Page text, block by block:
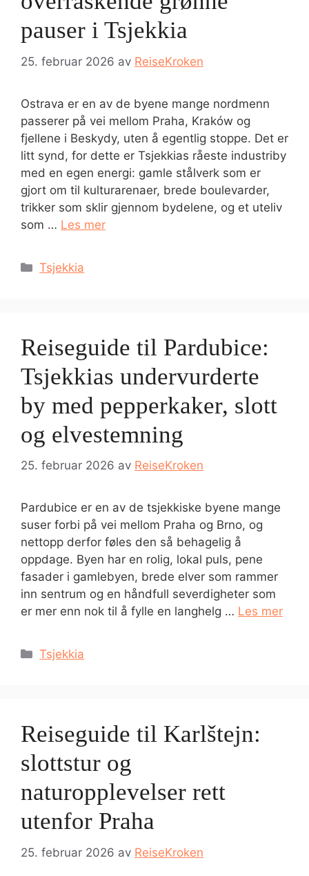
pauser i Tsjekkia
25. februar 2026 av ReiseKroken
Ostrava er en av de byene mange nordmenn
passerer på vei mellom Praha, Kraków og
fjellene i Beskydy, uten å egentlig stoppe. Det er
litt synd, for dette er Tsjekkias råeste industriby
med en egen energi: gamle stålverk som er
gjort om til kulturarenaer, brede boulevarder,
trikker som sklir gjennom bydelene, og et uteliv
som … Les mer
Kategorier
Tsjekkia
Reiseguide til Pardubice:
Tsjekkias undervurderte
by med pepperkaker, slott
og elvestemning
25. februar 2026 av ReiseKroken
Pardubice er en av de tsjekkiske byene mange
suser forbi på vei mellom Praha og Brno, og
nettopp derfor føles den så behagelig å
oppdage. Byen har en rolig, lokal puls, pene
fasader i gamlebyen, brede elver som rammer
inn sentrum og en håndfull severdigheter som
er mer enn nok til å fylle en langhelg … Les mer
Kategorier
Tsjekkia
Reiseguide til Karlštejn:
slottstur og
naturopplevelser rett
utenfor Praha
25. februar 2026 av ReiseKroken